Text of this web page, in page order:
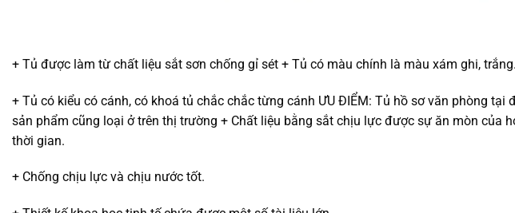
+ Tủ được làm từ chất liệu sắt sơn chống gỉ sét + Tủ có màu chính là màu xám ghi, trắng.
+ Tủ có kiểu có cánh, có khoá tủ chắc chắc từng cánh ƯU ĐIỂM: Tủ hồ sơ văn phòng
sản phẩm cũng loại ở trên thị trường + Chất liệu bằng sắt chịu lực được sự ăn mòn của
thời gian.
+ Chống chịu lực và chịu nước tốt.